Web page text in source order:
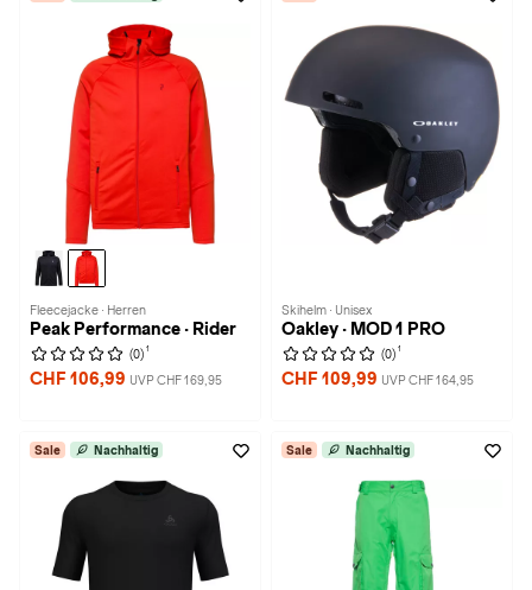
Fleecejacke · Herren
Peak Performance · Rider
(0) 1
CHF 106,99 UVP CHF 169,95
Skihelm · Unisex
Oakley · MOD 1 PRO
(0) 1
CHF 109,99 UVP CHF 164,95
Sale Nachhaltig Sale Nachhaltig